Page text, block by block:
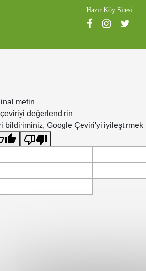
Hazır Köy Sitesi
metin
değerlendirin
bildiriminiz, Google Çeviri'yi iyileştirmek